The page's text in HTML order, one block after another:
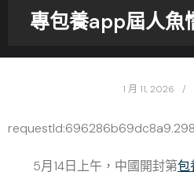
專包養app屆人魚
1 月 11, 2026
5月14日上午，中國開封第包